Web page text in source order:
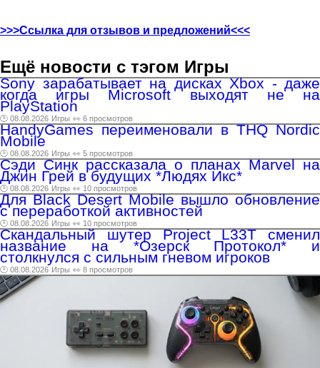
>>>Ссылка для отзывов и предложений<<<
Ещё новости с тэгом Игры
Sony зарабатывает на дисках Xbox - даже
когда игры Microsoft выходят не на
PlayStation
🕑 08.08.2026 Игры 👀 6 просмотров
HandyGames переименовали в THQ Nordic
Mobile
🕑 08.08.2026 Игры 👀 5 просмотров
Сэди Синк рассказала о планах Marvel на
Джин Грей в будущих *Людях Икс*
🕑 08.08.2026 Игры 👀 10 просмотров
Для Black Desert Mobile вышло обновление
с переработкой активностей
🕑 08.08.2026 Игры 👀 10 просмотров
Скандальный шутер Project L33T сменил
название на *Озерск Протокол* и
столкнулся с сильным гневом игроков
🕑 08.08.2026 Игры 👀 8 просмотров